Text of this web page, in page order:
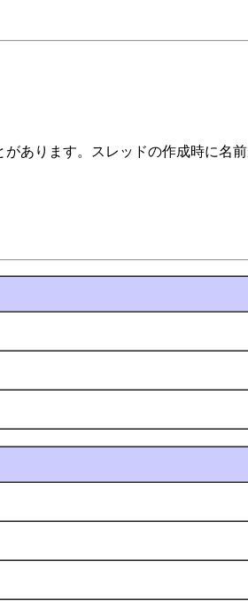
あります。スレッドの作成時に名